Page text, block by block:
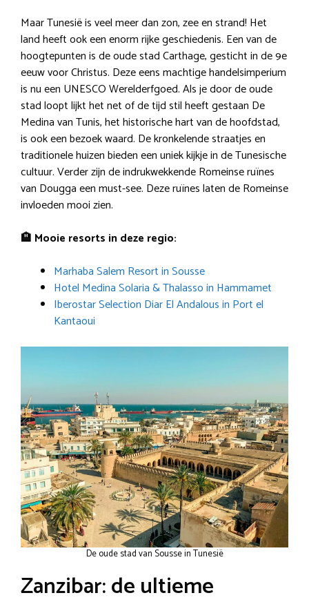
Maar Tunesië is veel meer dan zon, zee en strand! Het
land heeft ook een enorm rijke geschiedenis. Een van de
hoogtepunten is de oude stad Carthage, gesticht in de 9e
eeuw voor Christus. Deze eens machtige handelsimperium
is nu een UNESCO Werelderfgoed. Als je door de oude
stad loopt lijkt het net of de tijd stil heeft gestaan De
Medina van Tunis, het historische hart van de hoofdstad,
is ook een bezoek waard. De kronkelende straatjes en
traditionele huizen bieden een uniek kijkje in de Tunesische
cultuur. Verder zijn de indrukwekkende Romeinse ruïnes
van Dougga een must-see. Deze ruïnes laten de Romeinse
invloeden mooi zien.
🏨 Mooie resorts in deze regio:
Marhaba Salem Resort in Sousse
Hotel Medina Solaria & Thalasso in Hammamet
Iberostar Selection Diar El Andalous in Port el
Kantaoui
De oude stad van Sousse in Tunesië
Zanzibar: de ultieme